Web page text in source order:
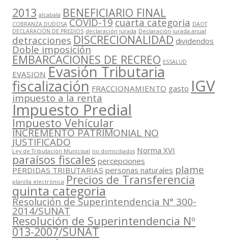
2013 alcabala BENEFICIARIO FINAL
COBRANZA DUDOSA COVID-19cuarta categoria DAOT
DECLARACIÓN DE PREDIOS declaración jurada Declaración jurada anual
detracciones DISCRECIONALIDAD dividendos
Doble imposición
EMBARCACIONES DE RECREO ESSALUD
EVASION Evasión Tributaria
fiscalización FRACCIONAMIENTO gasto IGV
impuesto a la renta
Impuesto Predial
Impuesto Vehícular
INCREMENTO PATRIMONIAL NO
JUSTIFICADO
Ley de Tributación Municipal no domiciliados Norma XVI
paraísos fiscales percepciones
PERDIDAS TRIBUTARIAS personas naturales plame
planilla electrónica Precios de Transferencia
quinta categoria
Resolución de Superintendencia N° 300-
2014/SUNAT
Resolución de Superintendencia Nº
013-2007/SUNAT